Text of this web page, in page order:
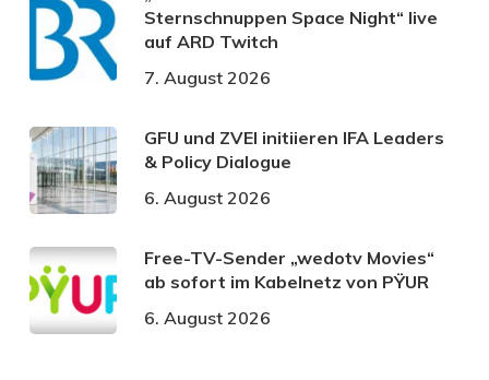
Sternschnuppen Space Night“ live
auf ARD Twitch
7. August 2026
GFU und ZVEI initiieren IFA Leaders
& Policy Dialogue
6. August 2026
Free-TV-Sender „wedotv Movies“
ab sofort im Kabelnetz von PŸUR
6. August 2026